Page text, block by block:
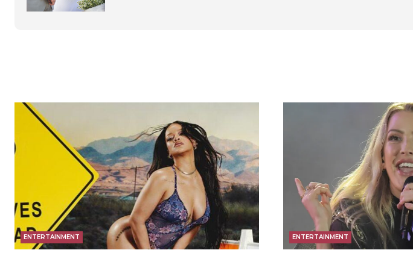
ENTERTAINMENT ENTERTAINMENT